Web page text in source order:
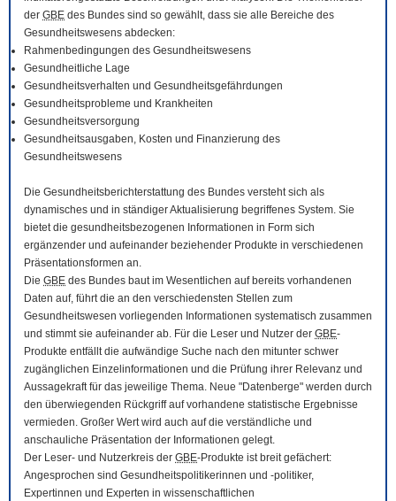
der GBE des Bundes sind so gewählt, dass sie alle Bereiche des
Gesundheitswesens abdecken:
Rahmenbedingungen des Gesundheitswesens
Gesundheitliche Lage
Gesundheitsverhalten und Gesundheitsgefährdungen
Gesundheitsprobleme und Krankheiten
Gesundheitsversorgung
Gesundheitsausgaben, Kosten und Finanzierung des
Gesundheitswesens
Die Gesundheitsberichterstattung des Bundes versteht sich als
dynamisches und in ständiger Aktualisierung begriffenes System. Sie
bietet die gesundheitsbezogenen Informationen in Form sich
ergänzender und aufeinander beziehender Produkte in verschiedenen
Präsentationsformen an.
Die GBE des Bundes baut im Wesentlichen auf bereits vorhandenen
Daten auf, führt die an den verschiedensten Stellen zum
Gesundheitswesen vorliegenden Informationen systematisch zusammen
und stimmt sie aufeinander ab. Für die Leser und Nutzer der GBE-
Produkte entfällt die aufwändige Suche nach den mitunter schwer
zugänglichen Einzelinformationen und die Prüfung ihrer Relevanz und
Aussagekraft für das jeweilige Thema. Neue "Datenberge" werden durch
den überwiegenden Rückgriff auf vorhandene statistische Ergebnisse
vermieden. Großer Wert wird auch auf die verständliche und
anschauliche Präsentation der Informationen gelegt.
Der Leser- und Nutzerkreis der GBE-Produkte ist breit gefächert:
Angesprochen sind Gesundheitspolitikerinnen und -politiker,
Expertinnen und Experten in wissenschaftlichen